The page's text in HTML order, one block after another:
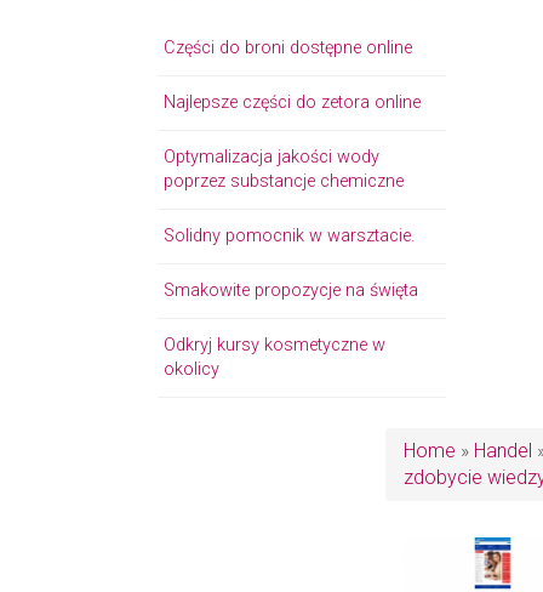
Części do broni dostępne online
Najlepsze części do zetora online
Optymalizacja jakości wody
poprzez substancje chemiczne
Solidny pomocnik w warsztacie.
Smakowite propozycje na święta
Odkryj kursy kosmetyczne w
okolicy
Home » Handel
zdobycie